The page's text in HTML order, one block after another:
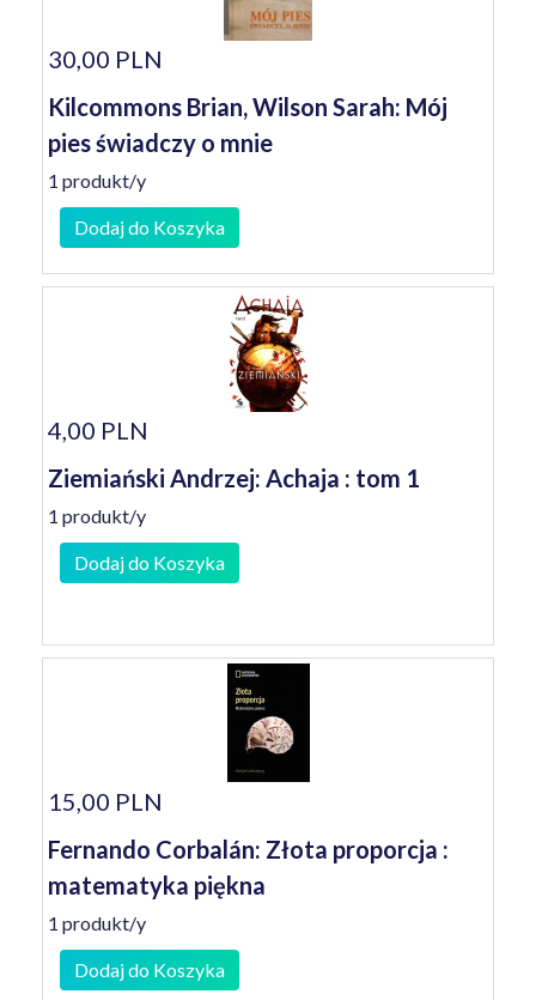
30,00 PLN
Kilcommons Brian, Wilson Sarah: Mój
pies świadczy o mnie
1 produkt/y
Dodaj do Koszyka
4,00 PLN
Ziemiański Andrzej: Achaja : tom 1
1 produkt/y
Dodaj do Koszyka
15,00 PLN
Fernando Corbalán: Złota proporcja :
matematyka piękna
1 produkt/y
Dodaj do Koszyka